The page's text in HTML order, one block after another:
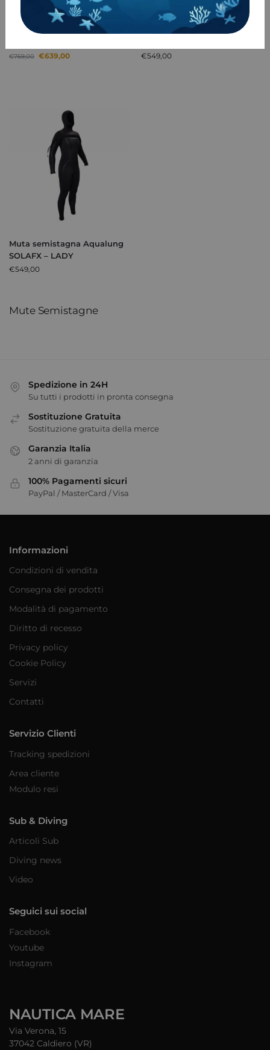
Muta Apeks ThermiQ 8/7mm
€769,00 €639,00
Muta semistagna Aqualung
€549,00
Muta semistagna Aqualung
SOLAFX – LADY
€549,00
Mute Semistagne
Spedizione in 24H
Su tutti i prodotti in pronta consegna
Sostituzione Gratuita
Sostituzione gratuita della merce
Garanzia Italia
2 anni di garanzia
100% Pagamenti sicuri
PayPal / MasterCard / Visa
Informazioni
Condizioni di vendita
Consegna dei prodotti
Modalità di pagamento
Diritto di recesso
Privacy policy
Cookie Policy
Servizi
Contatti
Servizio Clienti
Tracking spedizioni
Area cliente
Modulo resi
Sub & Diving
Articoli Sub
Diving news
Video
Seguici sui social
Facebook
Youtube
Instagram
NAUTICA MARE
Via Verona, 15
37042 Caldiero (VR)